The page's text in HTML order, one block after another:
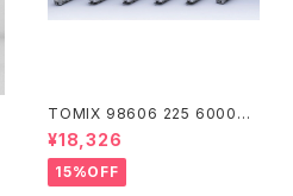
TOMIX 98606 225 6000系
(6両) 鉄道模型
¥18,326
15%OFF